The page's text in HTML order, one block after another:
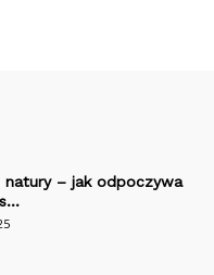
natury – jak odpoczywa